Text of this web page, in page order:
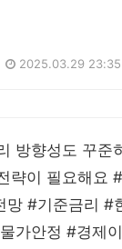
2025.03.29 23:35
방향성도 꾸준
략이 필요해요
망 #기준금리 #
가안정 #경제